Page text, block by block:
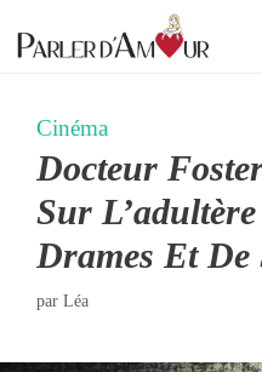
au
Cinéma
Docteur
Sur
Drames Et De
par Léa